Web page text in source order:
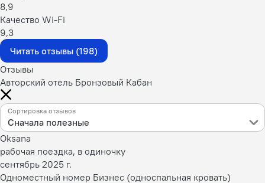
8,9
Качество Wi-Fi
9,3
Читать отзывы (198)
Отзывы
Авторский отель Бронзовый Кабан
Сортировка отзывов
Сначала полезные
Oksana
рабочая поездка, в одиночку
сентябрь 2025 г.
Одноместный номер Бизнес (односпальная кровать)